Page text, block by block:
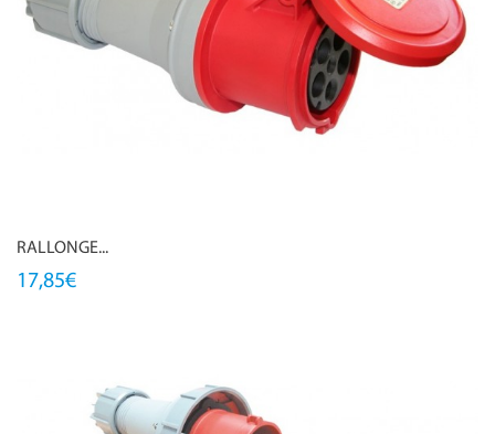
RALLONGE...
17,85€